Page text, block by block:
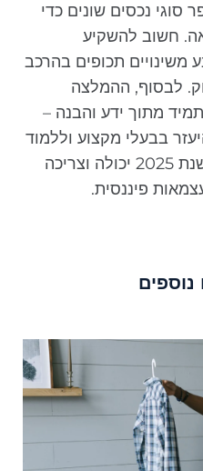
נכסים שונים כדי
חשוב להשקיע
משינויים תכופים בהרכב
לבסוף, ההמלצה
מתוך ידע והבנה –
בבעלי מקצוע וללמוד
מהם. עם הידע שקיבלתם, שנת 2025 יכולה וצריכה
פיננסית.